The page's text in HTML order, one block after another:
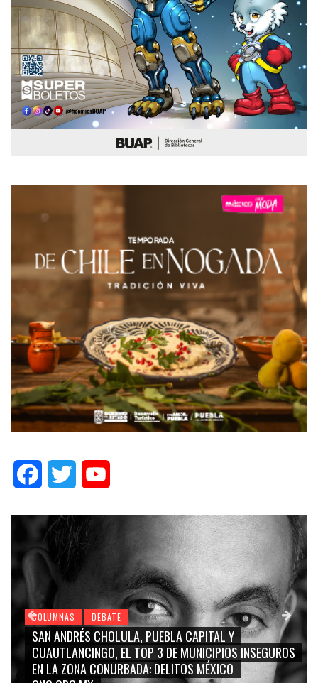
FacebookTwitter
COLUMNAS DEBATE
GRACE PALOMARES, NAY SALVATORI, SERGIO
CARMEN SALINAS “LA CORCHOLATA”,
BLANCO, SILVIA PINAL: LA TRIVIALIZACIÓN Y